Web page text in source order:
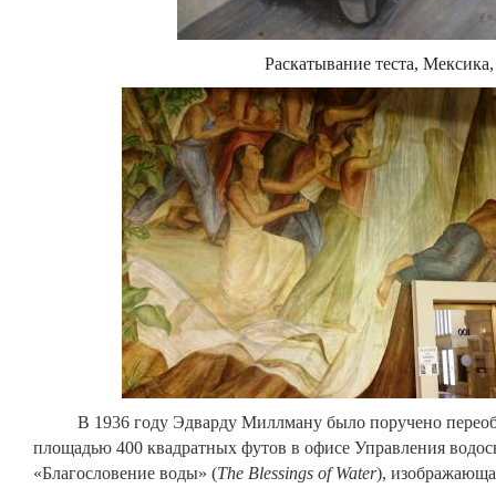
Раскатывание теста,
В 1936 году Эдварду Миллману было поручено
площадью 400 квадратных футов в офисе Управления
«Благословение воды» (The Blessings of Water),